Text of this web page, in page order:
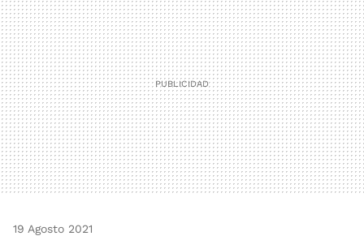
19 Agosto 2021